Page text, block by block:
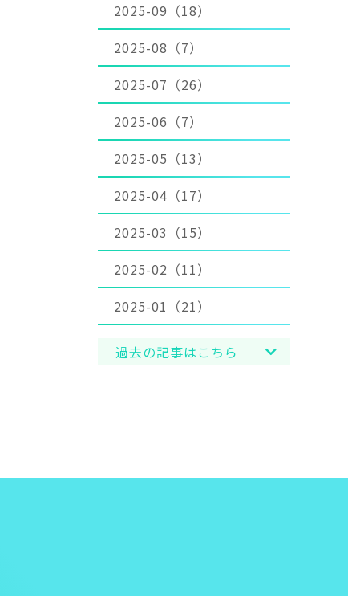
2025-09（18）
2025-08（7）
2025-07（26）
2025-06（7）
2025-05（13）
2025-04（17）
2025-03（15）
2025-02（11）
2025-01（21）
過去の記事はこちら